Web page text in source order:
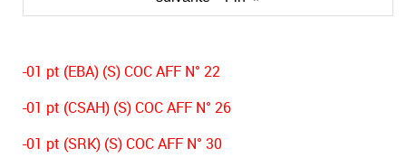
-01 pt (EBA) (S) COC AFF N° 22
-01 pt (CSAH) (S) COC AFF N° 26
-01 pt (SRK) (S) COC AFF N° 30